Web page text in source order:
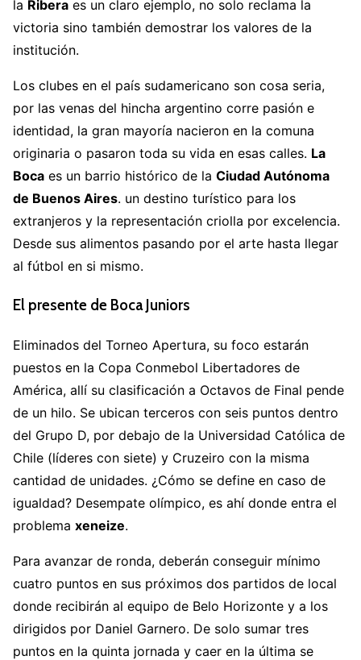
la Ribera es un claro ejemplo, no solo reclama la
victoria sino también demostrar los valores de la
institución.
Los clubes en el país sudamericano son cosa seria,
por las venas del hincha argentino corre pasión e
identidad, la gran mayoría nacieron en la comuna
originaria o pasaron toda su vida en esas calles. La
Boca es un barrio histórico de la Ciudad Autónoma
de Buenos Aires. un destino turístico para los
extranjeros y la representación criolla por excelencia.
Desde sus alimentos pasando por el arte hasta llegar
al fútbol en si mismo.
El presente de Boca Juniors
Eliminados del Torneo Apertura, su foco estarán
puestos en la Copa Conmebol Libertadores de
América, allí su clasificación a Octavos de Final pende
de un hilo. Se ubican terceros con seis puntos dentro
del Grupo D, por debajo de la Universidad Católica de
Chile (líderes con siete) y Cruzeiro con la misma
cantidad de unidades. ¿Cómo se define en caso de
igualdad? Desempate olímpico, es ahí donde entra el
problema xeneize.
Para avanzar de ronda, deberán conseguir mínimo
cuatro puntos en sus próximos dos partidos de local
donde recibirán al equipo de Belo Horizonte y a los
dirigidos por Daniel Garnero. De solo sumar tres
puntos en la quinta jornada y caer en la última se